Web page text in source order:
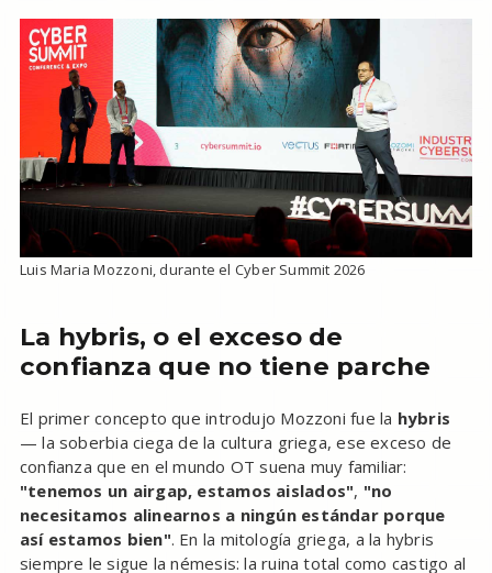
Luis Maria Mozzoni, durante el Cyber Summit 2026
La hybris, o el exceso de
confianza que no tiene parche
El primer concepto que introdujo Mozzoni fue la hybris
— la soberbia ciega de la cultura griega, ese exceso de
confianza que en el mundo OT suena muy familiar:
"tenemos un airgap, estamos aislados", "no
necesitamos alinearnos a ningún estándar porque
así estamos bien". En la mitología griega, a la hybris
siempre le sigue la némesis: la ruina total como castigo al